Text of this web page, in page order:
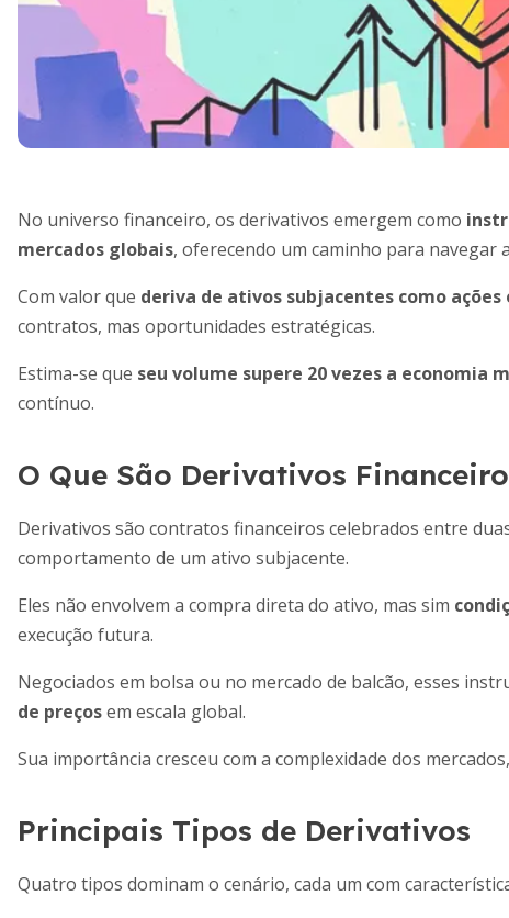
No universo financeiro, os derivativos emergem como
mercados globais, oferecendo um caminho para navegar
Com valor que deriva de ativos subjacentes como
contratos, mas oportunidades estratégicas.
Estima-se que seu volume supere 20 vezes a economia
contínuo.
O Que São Derivativos
Derivativos são contratos financeiros celebrados entre
comportamento de um ativo subjacente.
Eles não envolvem a compra direta do ativo, mas sim
execução futura.
Negociados em bolsa ou no mercado de balcão, esses
de preçosem escala global.
Sua importância cresceu com a complexidade dos
Principais Tipos de Derivativos
Quatro tipos dominam o cenário, cada um com